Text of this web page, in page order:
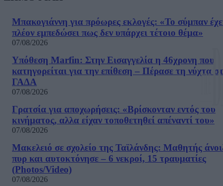
Μπακογιάννη για πρόωρες εκλογές: «Το σύμπαν
πλέον εμπεδώσει πως δεν υπάρχει τέτοιο θέμα»
07/08/2026
Υπόθεση Marfin: Στην Εισαγγελία η 46χρονη που
κατηγορείται για την επίθεση – Πέρασε τη νύχτα
ΓΑΔΑ
07/08/2026
Γρατσία για αποχωρήσεις: «Bρίσκονταν εντός του
κινήματος, αλλα είχαν τοποθετηθεί απέναντί του»
07/08/2026
Μακελειό σε σχολείο της Ταϊλάνδης: Μαθητής
πυρ και αυτοκτόνησε – 6 νεκροί, 15 τραυματίες
(Photos/Video)
07/08/2026